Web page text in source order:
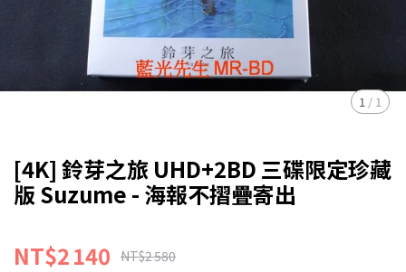
1 / 1
[4K] 鈴芽之旅 UHD+2BD 三碟限定珍藏
版 Suzume - 海報不摺疊寄出
NT$2 140 NT$2 580